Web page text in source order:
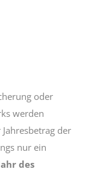
oder
werden
der
nur ein
des